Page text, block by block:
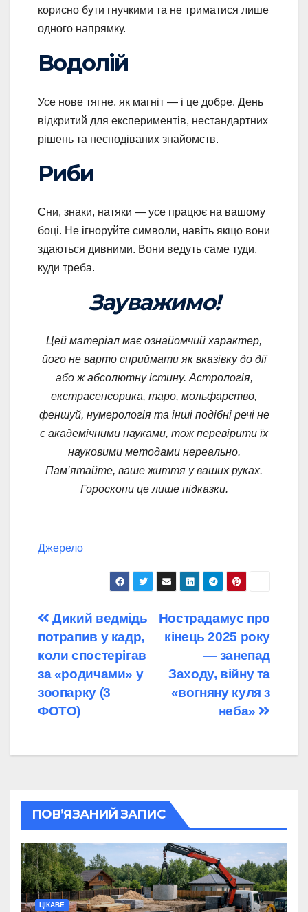
корисно бути гнучкими та не триматися лише
одного напрямку.
Водолій
Усе нове тягне, як магніт — і це добре. День
відкритий для експериментів, нестандартних
рішень та несподіваних знайомств.
Риби
Сни, знаки, натяки — усе працює на вашому
боці. Не ігноруйте символи, навіть якщо вони
здаються дивними. Вони ведуть саме туди,
куди треба.
Зауважимо!
Цей матеріал має ознайомчий характер,
його не варто сприймати як вказівку до дії
або ж абсолютну істину. Астрологія,
екстрасенсорика, таро, мольфарство,
феншуй, нумерологія та інші подібні речі не
є академічними науками, тож перевірити їх
науковими методами нереально.
Пам’ятайте, ваше життя у ваших руках.
Гороскопи це лише підказки.
Джерело
Навігація
записів
Нострадамус про
кінець 2025 року
— занепад
Заходу, війну та
«вогняну куля з
неба»
Дикий ведмідь
потрапив у кадр,
коли спостерігав
за «родичами» у
зоопарку (3
ФОТО)
ПОВ’ЯЗАНИЙ ЗАПИС
ЦІКАВЕ